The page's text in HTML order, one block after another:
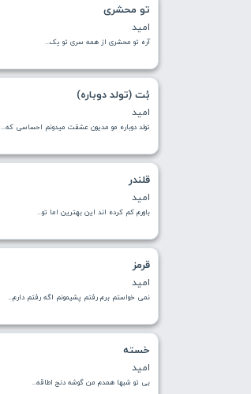
تو محشری
امید
آره تو محشری از همه سری تو یک...
بُت (تولد دوباره)
امید
تولد دوباره مو مدیون عشقت میدونم احساسی که...
قلندر
امید
باورم کم کرده اند این بهترین اما تو...
قرمز
امید
نمی خواستم برم رفتم پشیمونم اگه رفتم دارم...
خسته
امید
بی تو شبها همدم من گوشه دنج اطاقه...